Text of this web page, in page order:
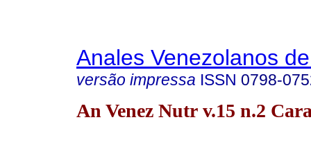
Anales Venezolanos
versão impressa ISSN 0798-
An Venez Nutr v.15 n.2